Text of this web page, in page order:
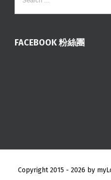
FACEBOOK 粉絲團
Copyright 2015 - 2026 by